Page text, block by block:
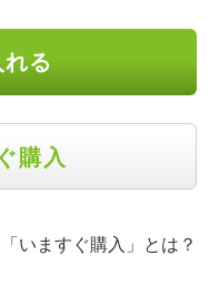
る
購入
「いますぐ購入」とは？